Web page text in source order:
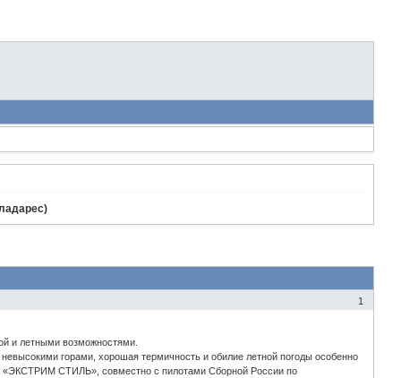
1
и летными возможностями.
горами, хорошая термичность и обилие летной погоды особенно
«ЭКСТРИМ СТИЛЬ», совместно с пилотами Сборной России по